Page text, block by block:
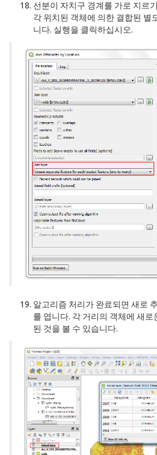
선분이 자치구 경계를 가로 지르
각 위치된 객체에 의한 결합된 별
니다. 실행을 클릭하십시오.
알고리즘 처리가 완료되면 새로
를 엽니다. 각 거리의 객체에 새
된 것을 볼 수 있습니다.